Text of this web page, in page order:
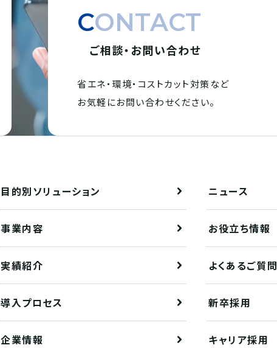
CONTACT
ご相談・お問い合わせ
省エネ・環境・ コストカット対策など
お気軽にお問い合わせください。
目的別ソリューション ニュース
事業内容 お役立ち情報
実績紹介 よくあるご質問
導入プロセス 新卒採用
企業情報 キャリア採用